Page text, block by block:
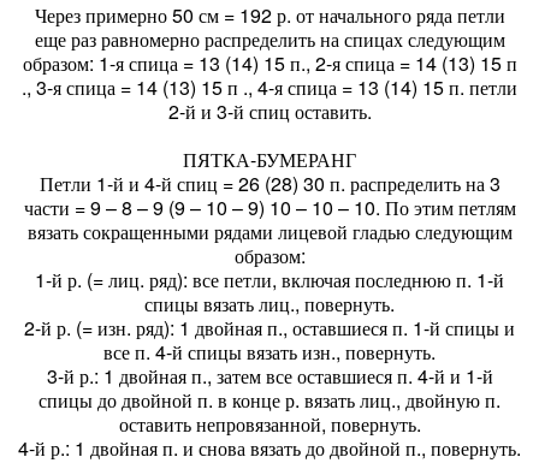
Через примерно 50 см = 192 р. от начального ряда петли
еще раз равномерно распределить на спицах следующим
образом: 1-я спица = 13 (14) 15 п., 2-я спица = 14 (13) 15 п
., 3-я спица = 14 (13) 15 п ., 4-я спица = 13 (14) 15 п. петли
2-й и 3-й спиц оставить.
ПЯТКА-БУМЕРАНГ
Петли 1-й и 4-й спиц = 26 (28) 30 п. распределить на 3
части = 9 – 8 – 9 (9 – 10 – 9) 10 – 10 – 10. По этим петлям
вязать сокращенными рядами лицевой гладью следующим
образом:
1-й р. (= лиц. ряд): все петли, включая последнюю п. 1-й
спицы вязать лиц., повернуть.
2-й р. (= изн. ряд): 1 двойная п., оставшиеся п. 1-й спицы и
все п. 4-й спицы вязать изн., повернуть.
3-й р.: 1 двойная п., затем все оставшиеся п. 4-й и 1-й
спицы до двойной п. в конце р. вязать лиц., двойную п.
оставить непровязанной, повернуть.
4-й р.: 1 двойная п. и снова вязать до двойной п., повернуть.